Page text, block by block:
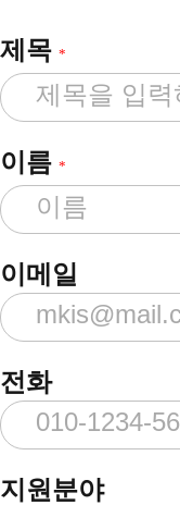
제목 *
이름 *
이메일
전화
지원분야